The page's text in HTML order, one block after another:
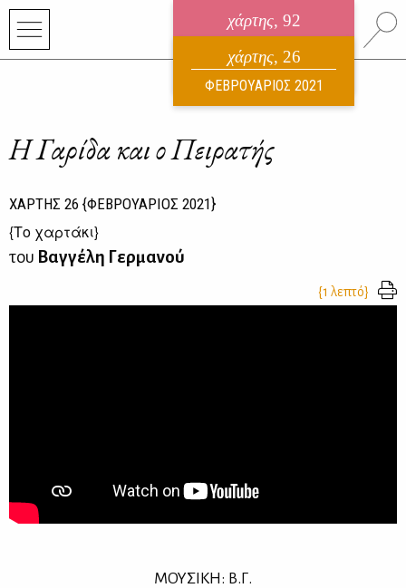
χάρτης, 92
ηλεκτρονικό περιοδικό
ΑΥΓΟΥΣΤΟΣ 2026
χάρτης, 26
ΦΕΒΡΟΥΑΡΙΟΣ 2021
Η Γαρίδα και ο Πειρατής
ΧΑΡΤΗΣ 26 {ΦΕΒΡΟΥΑΡΙΟΣ 2021}
{Το χαρτάκι}
του Βαγγέλη Γερμανού
{1 λεπτό}
ΜΟΥ­ΣΙ­ΚΗ: Β.Γ.